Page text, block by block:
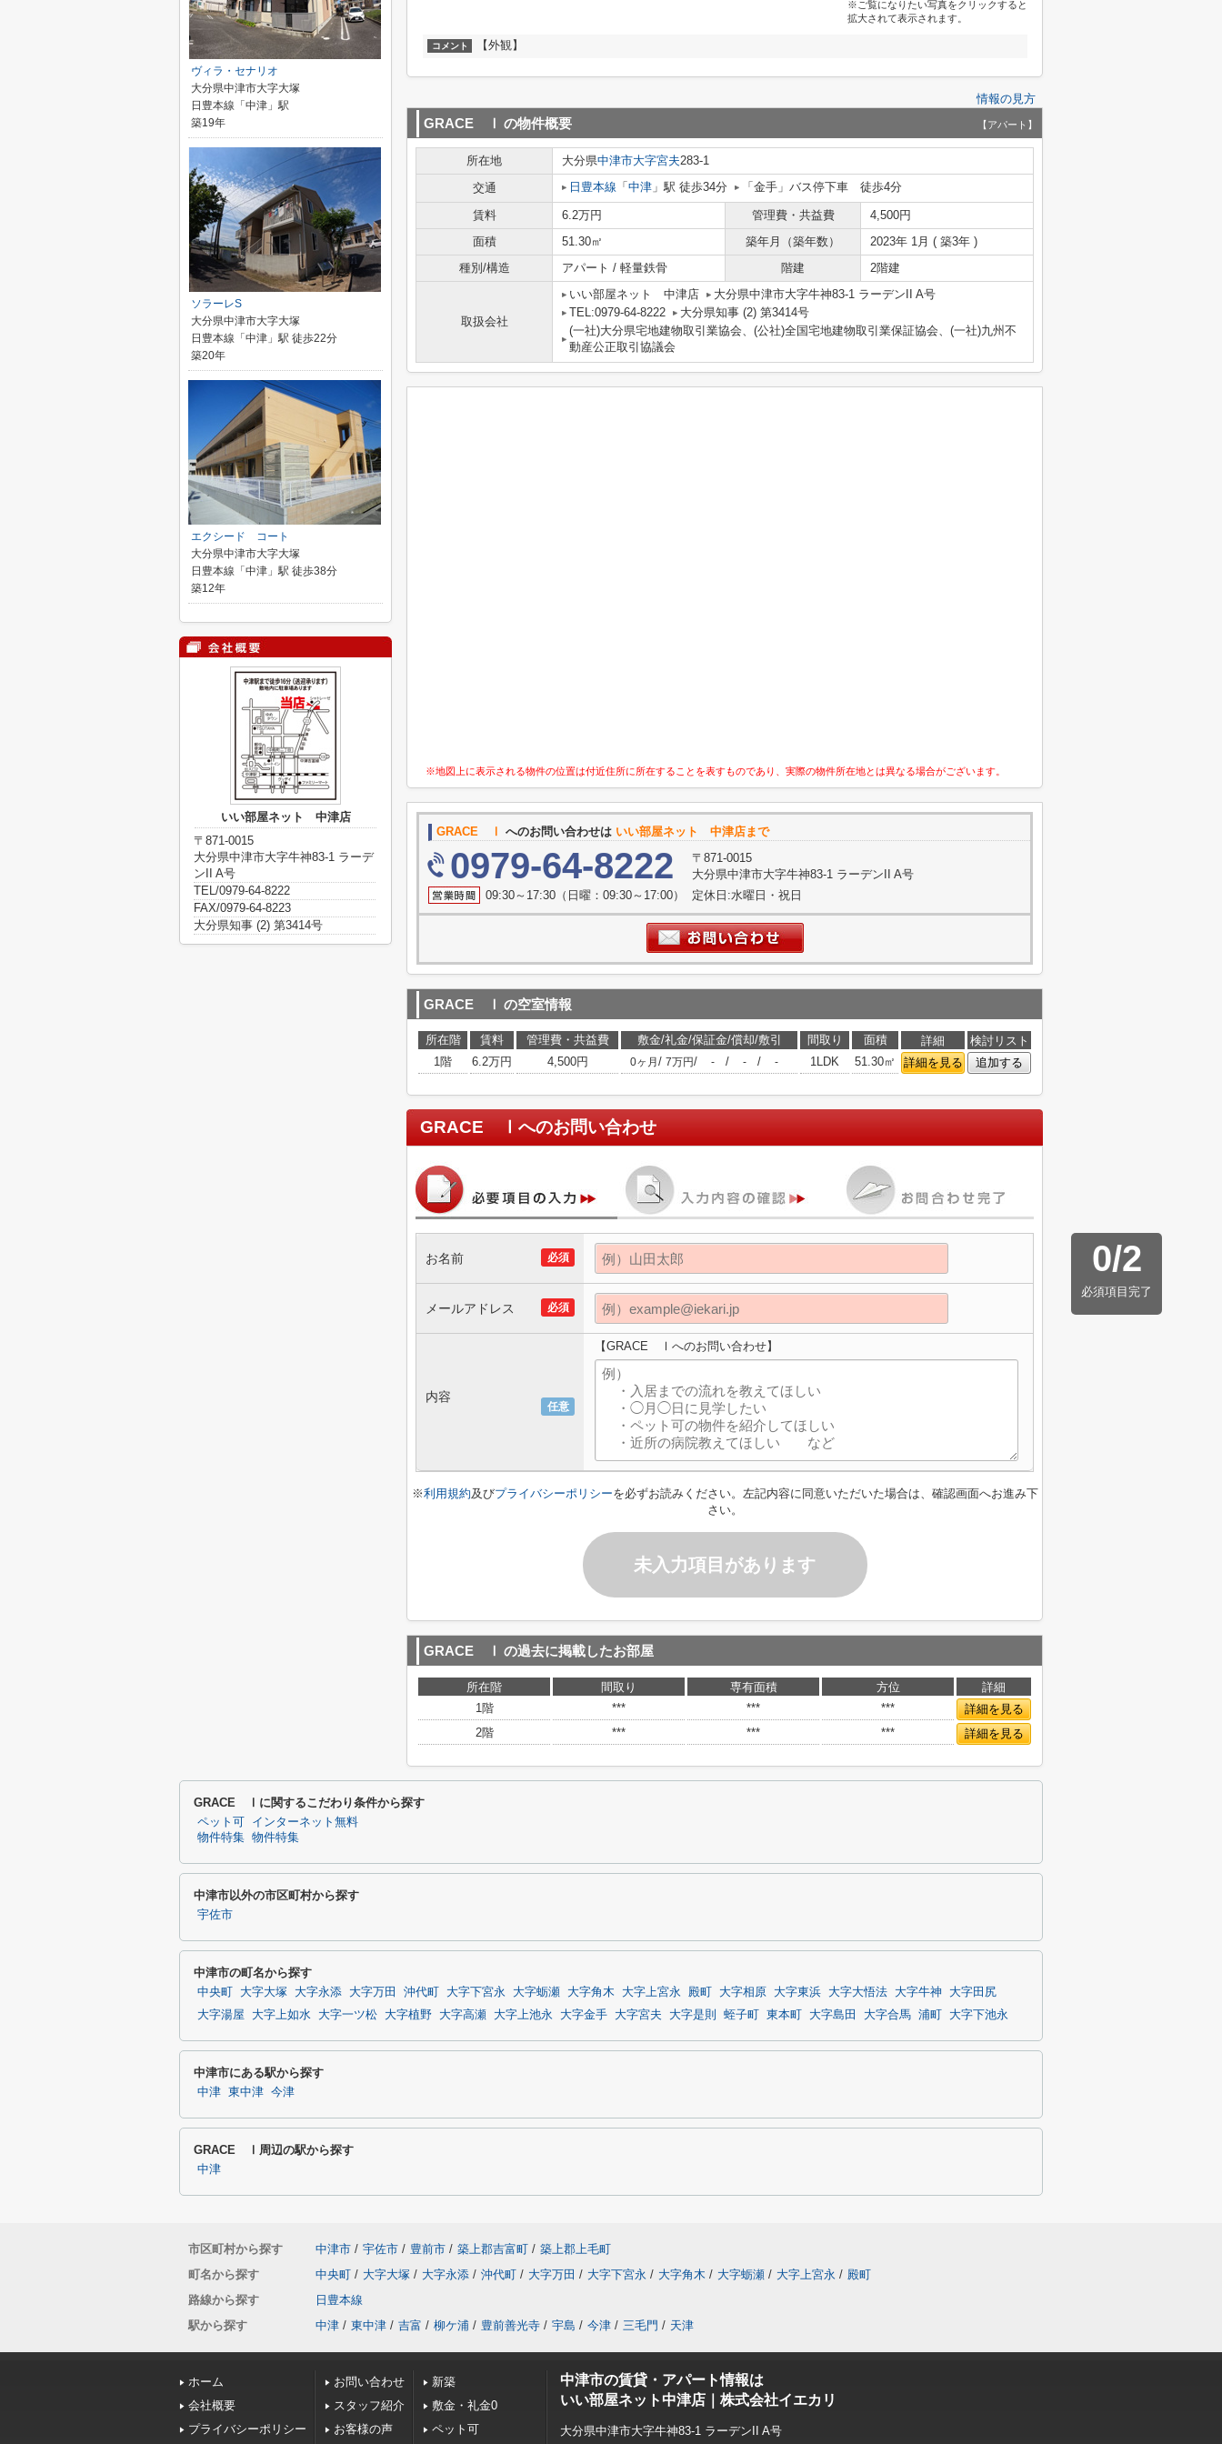
※ご覧になりたい写真をクリックすると
拡大されて表示されます。
コメント 【外観】
情報の見方
GRACE Ⅰ の物件概要 【アパート】
所在地 大分県中津市大字宮夫283-1
交通
日豊本線 「 中津 」駅 徒歩34分 「金手」バス停下車 徒歩4分
賃料 6.2万円 管理費・共益費
4,500円
面積
51.30㎡ 築年月（築年数）
2023年 1月 ( 築3年 )
種別/構造
アパート / 軽量鉄骨 階建 2階建
取扱会社
いい部屋ネット 中津店
大分県中津市大字牛神83-1 ラーデンII A号
TEL:0979-64-8222
大分県知事 (2) 第3414号
(一社)大分県宅地建物取引業協会、(公社)全国宅地建物取引業保証協会、(一社)九州不
動産公正取引協議会
※地図上に表示される物件の位置は付近住所に所在することを表すものであり、実際の物件所在地とは異なる場合がございます。
GRACE Ⅰ へのお問い合わせは いい部屋ネット 中津店まで
0979-64-8222
〒871-0015
大分県中津市大字牛神83-1 ラーデンII A号
09:30～17:30（日曜：09:30～17:00） 定休日:水曜日・祝日
GRACE Ⅰ の空室情報
所在階 賃料 管理費・共益費 敷金/礼金/保証金/償却/敷引 間取り 面積 詳細
検討リスト
1階
6.2万円 4,500円 0ヶ月 / 7万円/ - / - / - 1LDK 51.30㎡ 詳細を見る 追加する
GRACE Ⅰ へのお問い合わせ
0/2
必須項目完了
必須
お名前
必須
メールアドレス
任意
内容
【GRACE Ⅰへのお問い合わせ】
※利用規約及びプライバシーポリシーを必ずお読みください。左記内容に同意いただいた場合は、確認画面へお進み下
さい。
未入力項目があります
GRACE Ⅰ の過去に掲載したお部屋
所在階 間取り 専有面積 方位
詳細
1階
*** *** ***
詳細を見る
2階
*** *** *** 詳細を見る
ヴィラ・セナリオ
大分県中津市大字大塚
日豊本線「中津」駅
築19年
ソラーレS
大分県中津市大字大塚
日豊本線「中津」駅 徒歩22分
築20年
エクシード コート
大分県中津市大字大塚
日豊本線「中津」駅 徒歩38分
築12年
いい部屋ネット 中津店
〒871-0015
大分県中津市大字牛神83-1 ラーデ
ンII A号
TEL/0979-64-8222
FAX/0979-64-8223
大分県知事 (2) 第3414号
GRACE Ⅰに関するこだわり条件から探す
ペット可
物件特集
インターネット無料
物件特集
中津市以外の市区町村から探す
宇佐市
中津市の町名から探す
中央町 大字大塚 大字永添 大字万田 沖代町 大字下宮永 大字蛎瀬 大字角木 大字上宮永 殿町 大字相原 大字東浜 大字大悟法 大字牛神
大字田尻
大字湯屋
大字上如水 大字一ツ松 大字植野 大字高瀬 大字上池永 大字金手 大字宮夫 大字是則 蛭子町 東本町 大字島田 大字合馬 浦町 大字下池永
中津市にある駅から探す
中津 東中津 今津
GRACE Ⅰ周辺の駅から探す
中津
市区町村から探す 中津市 / 宇佐市 / 豊前市 / 築上郡吉富町 / 築上郡上毛町
町名から探す
中央町 / 大字大塚 / 大字永添 / 沖代町 / 大字万田 / 大字下宮永 / 大字角木 / 大字蛎瀬 / 大字上宮永 / 殿町
路線から探す
日豊本線
駅から探す
中津 / 東中津 / 吉富 / 柳ケ浦 / 豊前善光寺 / 宇島 / 今津 / 三毛門 / 天津
ホーム
会社概要
プライバシーポリシー
お問い合わせ
スタッフ紹介
お客様の声
新築
敷金・礼金0
ペット可
中津市の賃貸・アパート情報は
いい部屋ネット中津店｜株式会社イエカリ
大分県中津市大字牛神83-1 ラーデンII A号